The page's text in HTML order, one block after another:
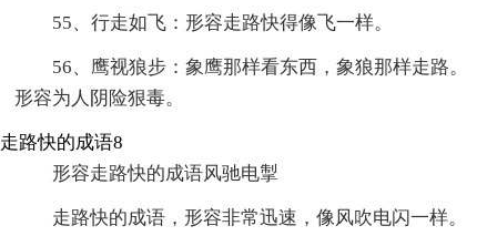
55、行走如飞：形容走路快得像飞一样。
56、鹰视狼步：象鹰那样看东西，象狼那样走路。
形容为人阴险狠毒。
走路快的成语8
形容走路快的成语风驰电掣
走路快的成语，形容非常迅速，像风吹电闪一样。